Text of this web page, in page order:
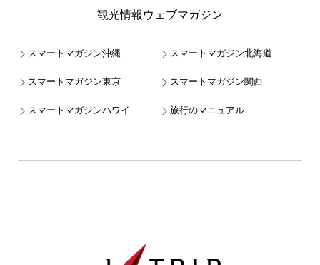
観光情報ウェブマガジン
スマートマガジン沖縄 スマートマガジン北海道
スマートマガジン東京 スマートマガジン関西
スマートマガジンハワイ 旅行のマニュアル